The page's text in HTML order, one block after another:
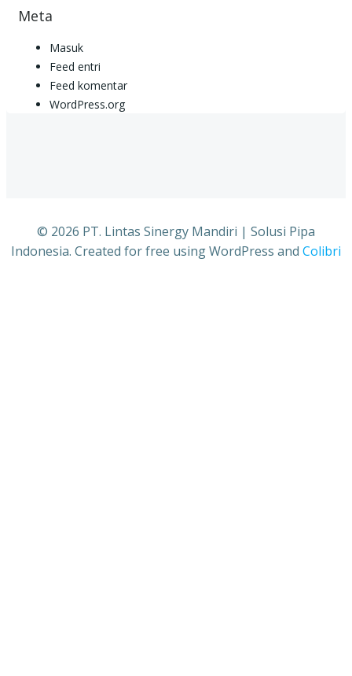
Meta
Masuk
Feed entri
Feed komentar
WordPress.org
© 2026 PT. Lintas Sinergy Mandiri | Solusi Pipa
Indonesia. Created for free using WordPress and Colibri